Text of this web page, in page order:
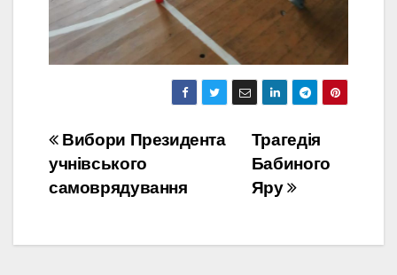
Навігація
записів
Трагедія
Бабиного
Яру
Вибори Президента
учнівського
самоврядування